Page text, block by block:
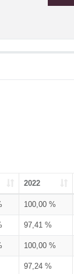
2022
100,00 %
97,41 %
100,00 %
97,24 %